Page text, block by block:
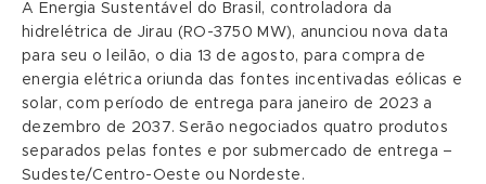
A Energia Sustentável do Brasil, controladora da
hidrelétrica de Jirau (RO-3750 MW), anunciou nova data
para seu o leilão, o dia 13 de agosto, para compra de
energia elétrica oriunda das fontes incentivadas eólicas e
solar, com período de entrega para janeiro de 2023 a
dezembro de 2037. Serão negociados quatro produtos
separados pelas fontes e por submercado de entrega –
Sudeste/Centro-Oeste ou Nordeste.